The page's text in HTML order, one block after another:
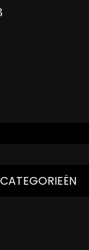
CATEGORIEËN